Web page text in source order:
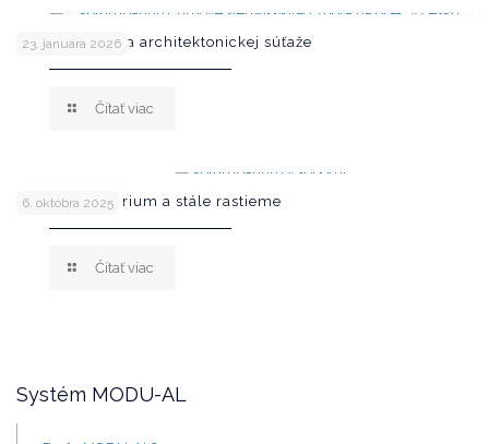
23. januára 2026
Poznáme víťaza architektonickej súťaže
Čítať viac
6. októbra 2025
200. kolumbárium a stále rastieme
Čítať viac
Systém MODU-AL